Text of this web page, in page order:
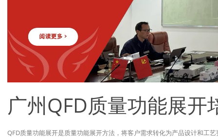
广州QFD质量功能展开
QFD质量功能展开是质量功能展开方法，将客户需求转化为产品设计和工